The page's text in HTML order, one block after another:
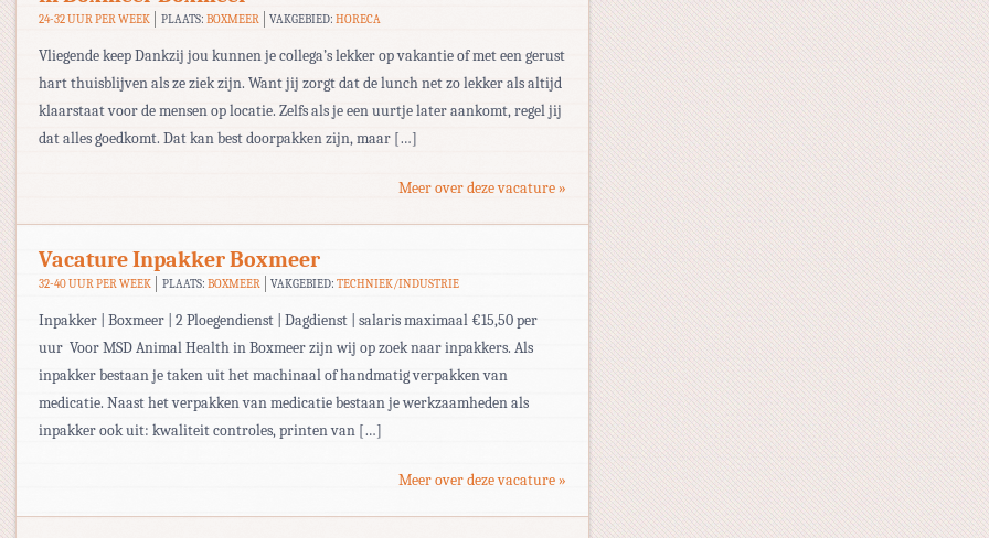
24-32 UUR PER WEEK PLAATS: BOXMEER VAKGEBIED:HORECA
Vliegende keep Dankzij jou kunnen je collega’s lekker op vakantie of met een gerust
hart thuisblijven als ze ziek zijn. Want jij zorgt dat de lunch net zo lekker als altijd
klaarstaat voor de mensen op locatie. Zelfs als je een uurtje later aankomt, regel jij
dat alles goedkomt. Dat kan best doorpakken zijn, maar […]
Meer over deze vacature »
Vacature Inpakker Boxmeer
32-40 UUR PER WEEK PLAATS: BOXMEER VAKGEBIED:TECHNIEK/INDUSTRIE
Inpakker | Boxmeer | 2 Ploegendienst | Dagdienst | salaris maximaal €15,50 per
uur Voor MSD Animal Health in Boxmeer zijn wij op zoek naar inpakkers. Als
inpakker bestaan je taken uit het machinaal of handmatig verpakken van
medicatie. Naast het verpakken van medicatie bestaan je werkzaamheden als
inpakker ook uit: kwaliteit controles, printen van […]
Meer over deze vacature »